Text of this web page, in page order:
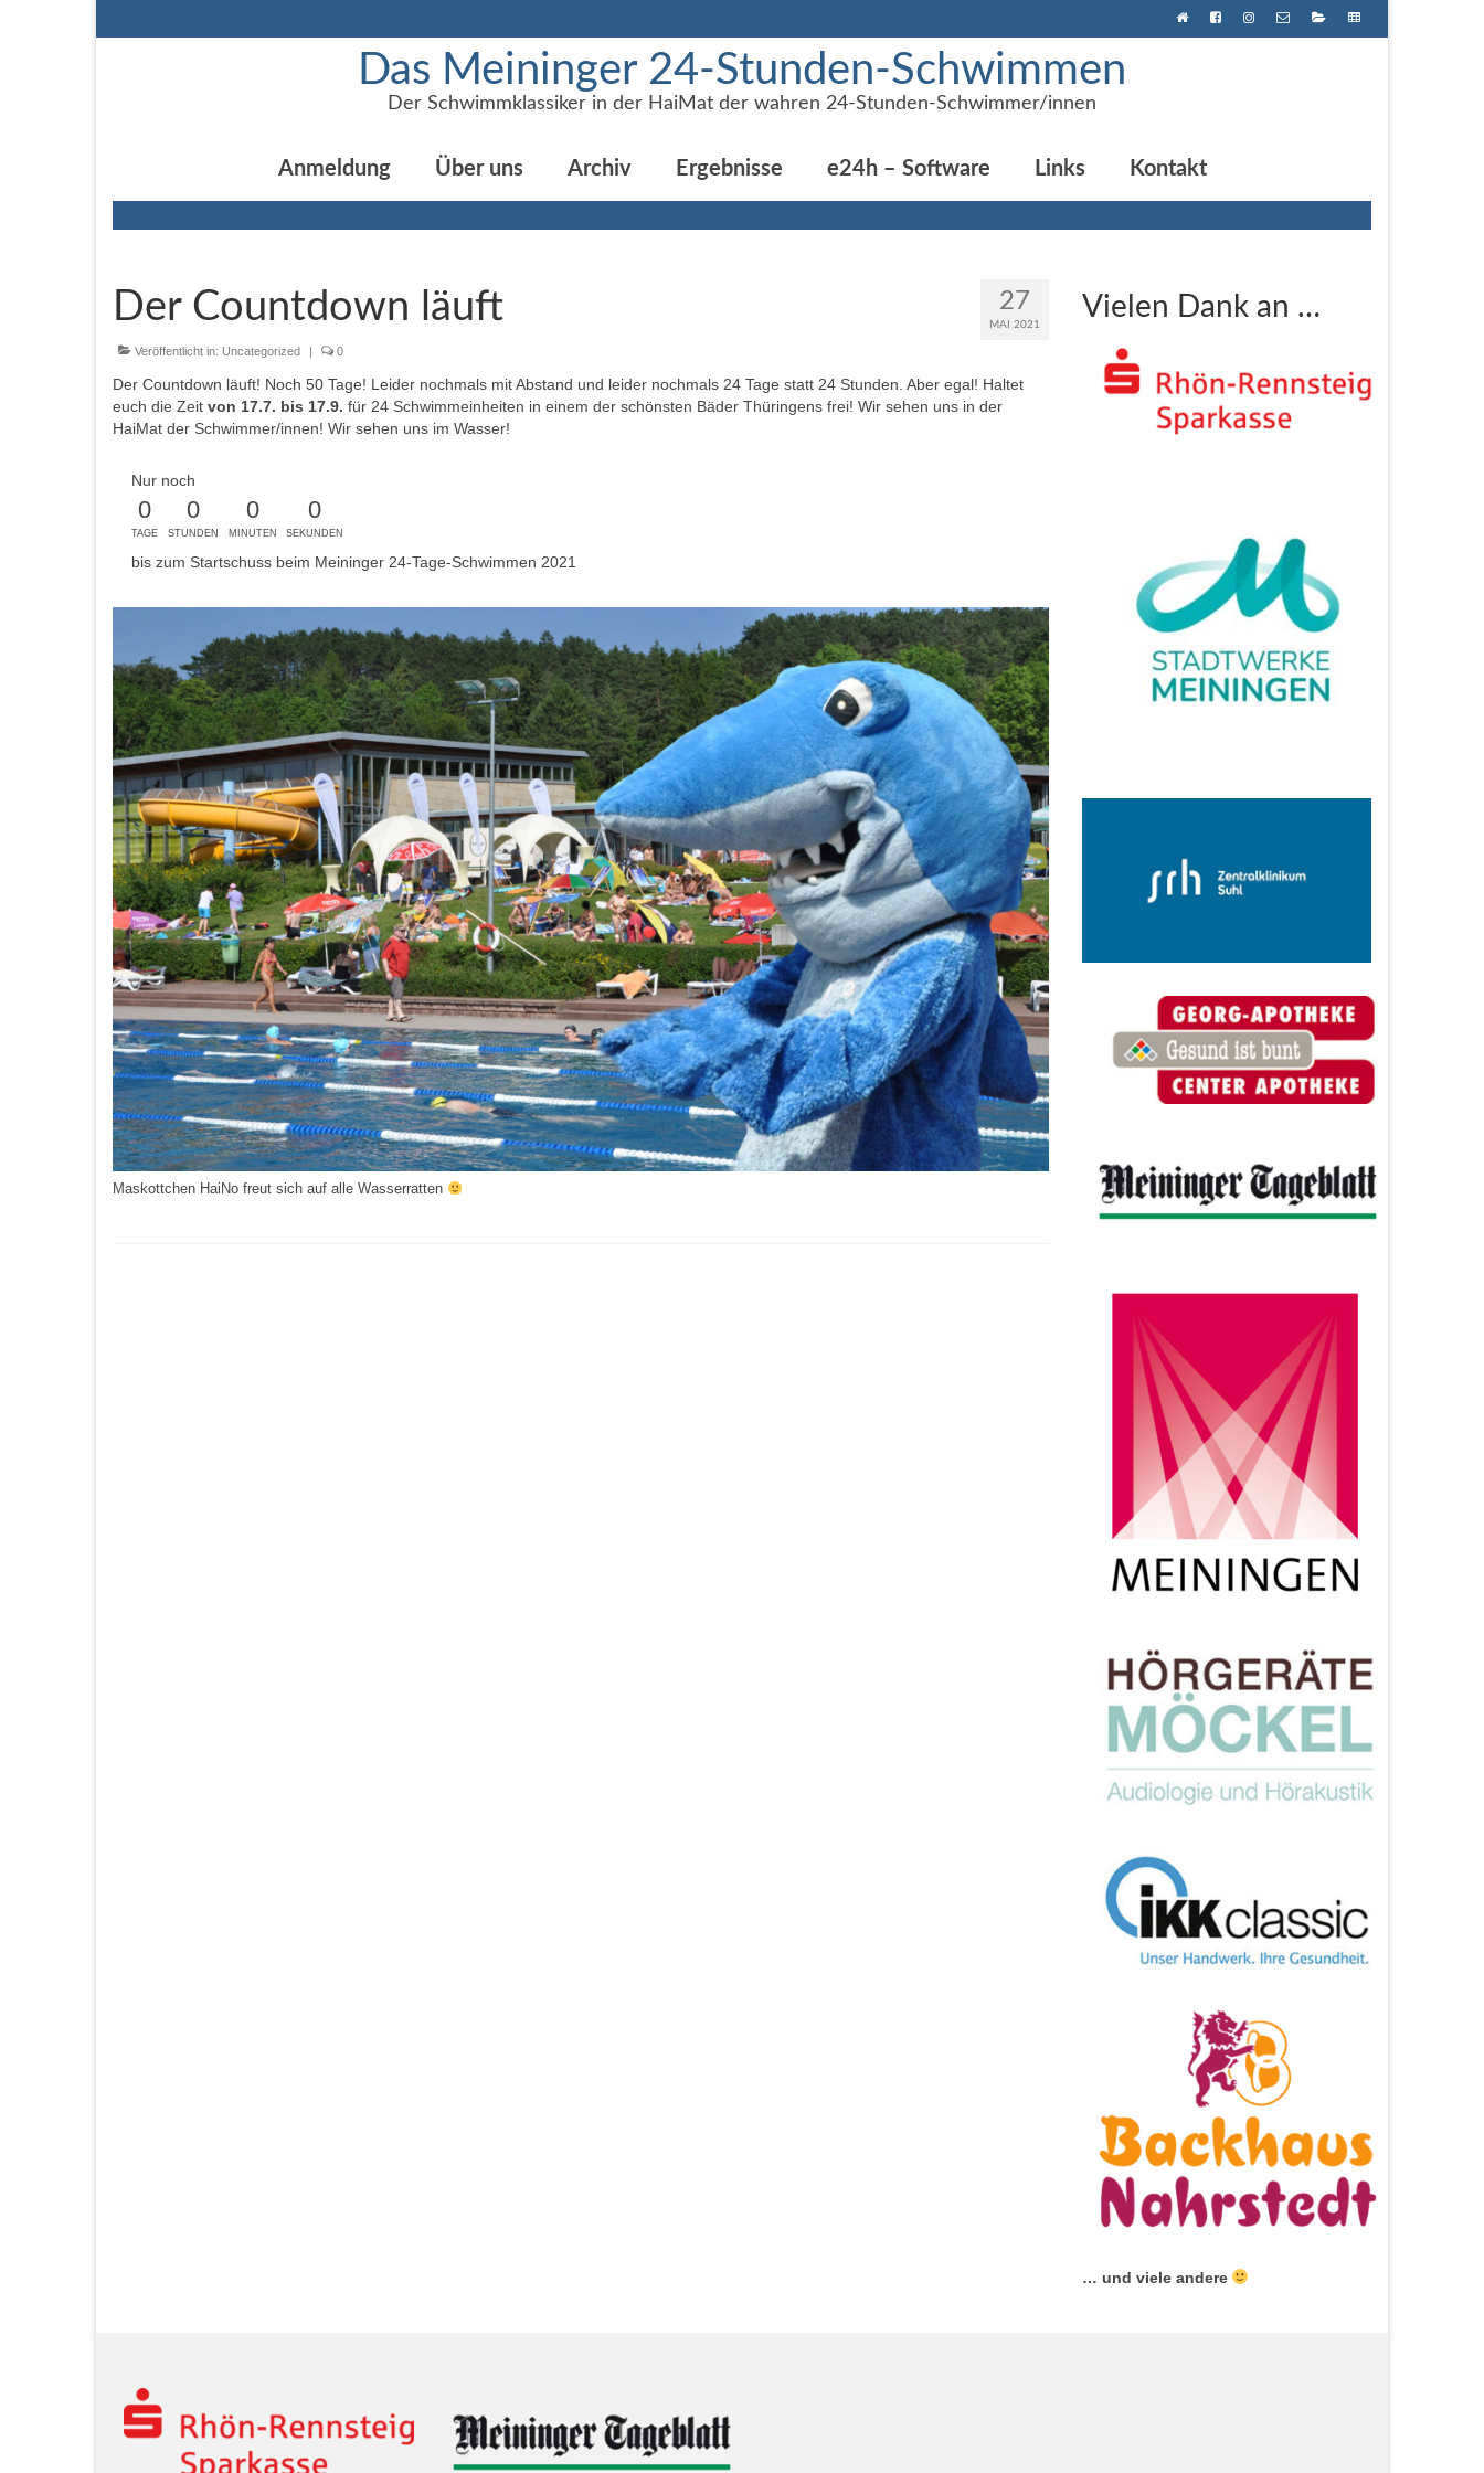
Das Meininger 24-Stunden-Schwimmen
Der Schwimmklassiker in der HaiMat der wahren 24-Stunden-Schwimmer/innen
Anmeldung Über uns Archiv Ergebnisse e24h – Software Links Kontakt
27
MAI 2021
Der Countdown läuft
Veröffentlicht in: Uncategorized 0
Der Countdown läuft! Noch 50 Tage! Leider nochmals mit Abstand und leider nochmals 24 Tage statt 24 Stunden. Aber egal! Haltet
euch die Zeit von 17.7. bis 17.9. für 24 Schwimmeinheiten in einem der schönsten Bäder Thüringens frei! Wir sehen uns in der
HaiMat der Schwimmer/innen! Wir sehen uns im Wasser!
Nur noch
0
TAGE
0
STUNDEN
0
MINUTEN
0
SEKUNDEN
bis zum Startschuss beim Meininger 24-Tage-Schwimmen 2021
Maskottchen HaiNo freut sich auf alle Wasserratten
Vielen Dank an …
… und viele andere